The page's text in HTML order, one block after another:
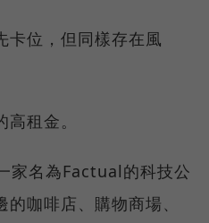
卡位，但同樣存在風
租金。
家名為Factual的科技公
咖啡店、購物商場、